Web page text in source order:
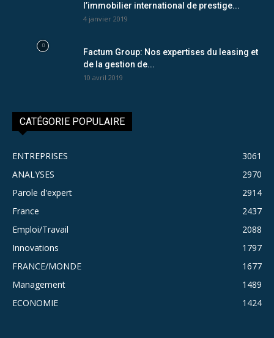
l’immobilier international de prestige...
4 janvier 2019
Factum Group: Nos expertises du leasing et
de la gestion de...
10 avril 2019
CATÉGORIE POPULAIRE
ENTREPRISES
3061
ANALYSES
2970
Parole d'expert
2914
France
2437
Emploi/Travail
2088
Innovations
1797
FRANCE/MONDE
1677
Management
1489
ECONOMIE
1424